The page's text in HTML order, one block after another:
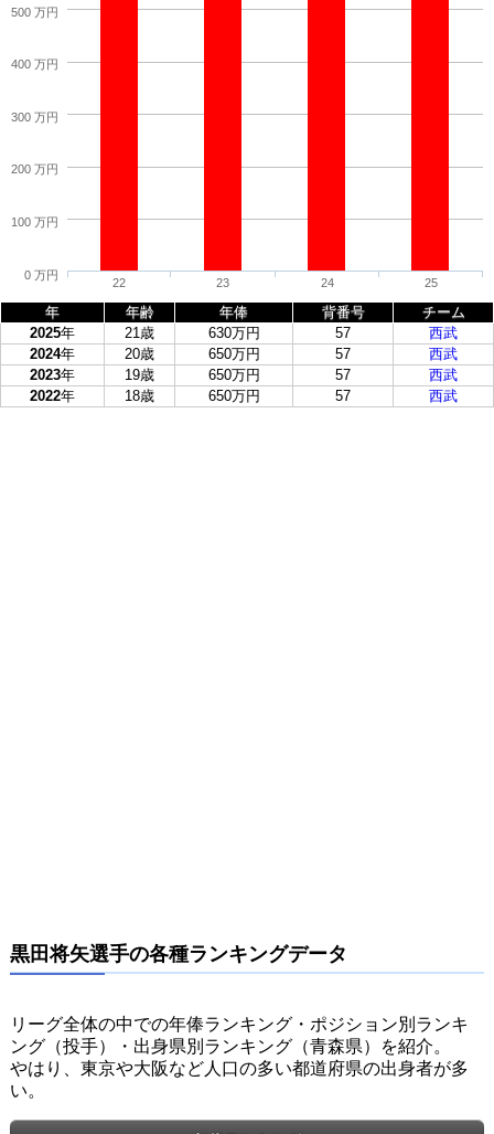
22 23 24 25
0 万円
100 万円
200 万円
300 万円
400 万円
500 万円
年 年齢 年俸 背番号
チーム
2025年 21歳 630万円 57
西武
2024年 20歳 650万円 57
西武
2023年 19歳 650万円 57
西武
2022年 18歳 650万円 57 西武
黒田将矢選手の各種ランキングデータ
リーグ全体の中での年俸ランキング・ポジション別ランキ
ング（投手）・出身県別ランキング（青森県）を紹介。
やはり、東京や大阪など人口の多い都道府県の出身者が多
い。